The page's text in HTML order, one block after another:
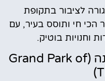
לציבור בתקופת
הכי חי ותוסס בעיר, עם
וחנויות בוטיק.
הפארק הגדול של טירנה (Grand Park of